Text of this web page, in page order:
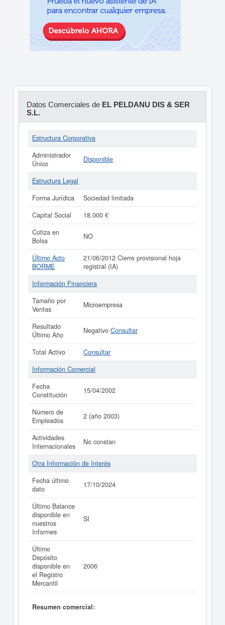
Datos Comerciales de EL PELDANU DIS & SER
S.L.
Estructura Corporativa
Administrador
Único
Disponible
Estructura Legal
Forma Jurídica
Sociedad limitada
Capital Social
18.000 €
Cotiza en
Bolsa
NO
Último Acto
BORME
21/06/2012 Cierre provisional hoja
registral (IA)
Información Financiera
Tamaño por
Ventas
Microempresa
Resultado
Último Año
Negativo Consultar
Total Activo
Consultar
Información Comercial
Fecha
Constitución
15/04/2002
Número de
Empleados
2 (año 2003)
Actividades
Internacionales
No constan
Otra Información de Interés
Fecha último
dato
17/10/2024
Último Balance
disponible en
nuestros
Informes
SI
Último
Depósito
disponible en
el Registro
Mercantil
2006
Resumen comercial: